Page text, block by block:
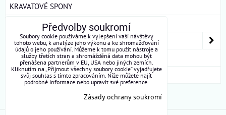
KRAVATOVÉ SPONY
DÁMSKÉ ŠÁTKY A ŠÁLY
DÁRKOVÁ BALENÍ
ROUŠKY BAVLNA
Předvolby soukromí
Soubory cookie používáme k vylepšení vaší návštěvy
tohoto webu, k analýze jeho výkonu a ke shromažďování
údajů o jeho používání. Můžeme k tomu použít nástroje a
služby třetích stran a shromážděná data mohou být
přenášena partnerům v EU, USA nebo jiných zemích.
Kliknutím na „Přijmout všechny soubory cookie“ vyjadřujete
svůj souhlas s tímto zpracováním. Níže můžete najít
podrobné informace nebo upravit své preference.
Zásady ochrany soukromí